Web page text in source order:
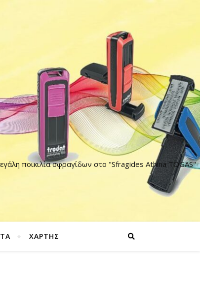
ποικιλία σφραγίδων στο "Sfragides Athina TOGAS"
ΧΑΡΤΗΣ